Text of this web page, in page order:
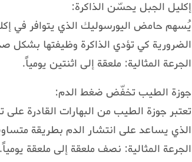
إكليل الجبل يحسّن الذاكرة:
يُسهم حامض اليورسوليك الذي يتوافر في
الضرورية كي تؤدي الذاكرة وظيفتها بشكل
الجرعة المثالية: ملعقة إلى اثنتين يومياً.
جوزة الطيب تخفّض ضغط الدم:
تعتبر جوزة الطيب من البهارات القادرة
الذي يساعد على انتشار الدم بطريقة
الجرعة المثالية: نصف ملعقة إلى ملعقة يومياً.